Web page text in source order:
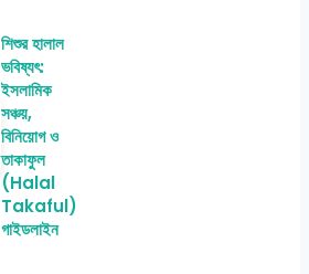
শিশুর হালাল
ভবিষ্যৎ:
ইসলামিক
সঞ্চয়,
বিনিয়োগ ও
তাকাফুল
(Halal
Takaful)
গাইডলাইন